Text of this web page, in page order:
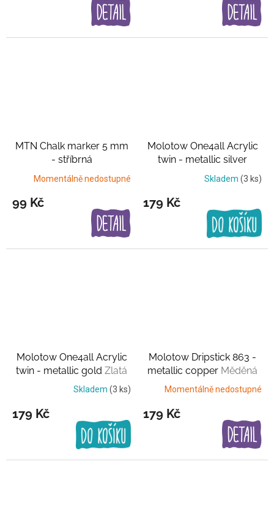
MTN Chalk marker 5 mm
- stříbrná
Momentálně nedostupné
99 Kč
Molotow One4all Acrylic
twin - metallic silver
StříbrnáSkladem (3 ks)
179 Kč
Molotow One4all Acrylic
twin - metallic gold Zlatá
Skladem (3 ks)
179 Kč
Molotow Dripstick 863 -
metallic copper Měděná
Momentálně nedostupné
179 Kč